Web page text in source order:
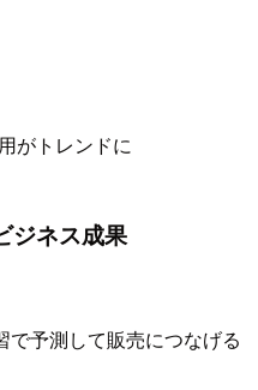
がトレンドに
ジネス成果
で予測して販売につなげる